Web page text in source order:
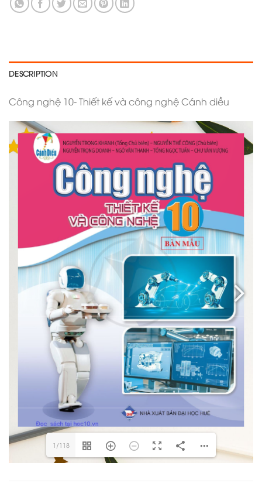
DESCRIPTION
Công nghệ 10- Thiết kế và công nghệ Cánh diều
1/118